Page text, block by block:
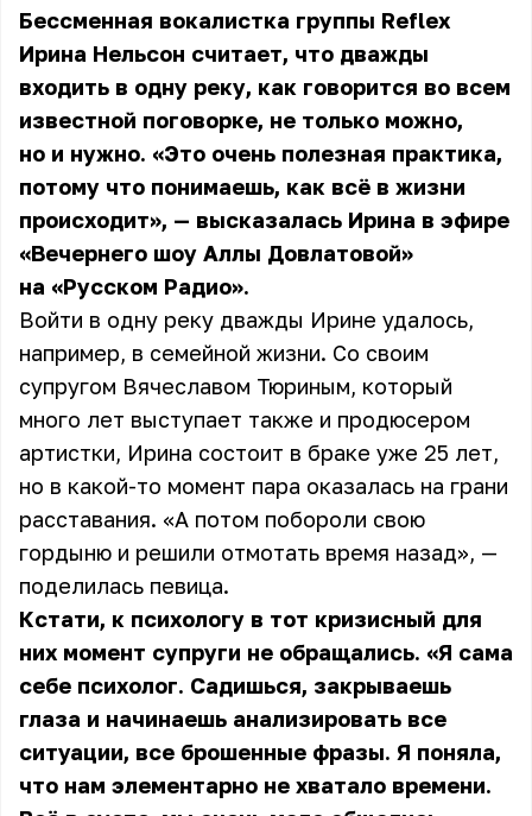
Бессменная вокалистка группы Reflex
Ирина Нельсон считает, что дважды
входить в одну реку, как говорится во всем
известной поговорке, не только можно,
но и нужно. «Это очень полезная практика,
потому что понимаешь, как всё в жизни
происходит», — высказалась Ирина в эфире
«Вечернего шоу Аллы Довлатовой»
на «Русском Радио».
Войти в одну реку дважды Ирине удалось,
например, в семейной жизни. Со своим
супругом Вячеславом Тюриным, который
много лет выступает также и продюсером
артистки, Ирина состоит в браке уже 25 лет,
но в какой-то момент пара оказалась на грани
расставания. «А потом побороли свою
гордыню и решили отмотать время назад», —
поделилась певица.
Кстати, к психологу в тот кризисный для
них момент супруги не обращались. «Я сама
себе психолог. Садишься, закрываешь
глаза и начинаешь анализировать все
ситуации, все брошенные фразы. Я поняла,
что нам элементарно не хватало времени.